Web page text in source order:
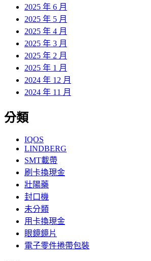
2025 年 6 月
2025 年 5 月
2025 年 4 月
2025 年 3 月
2025 年 2 月
2025 年 1 月
2024 年 12 月
2024 年 11 月
分類
IQOS
LINDBERG
SMT載帶
刷卡換現金
壯陽藥
封口機
未分類
用卡換現金
眼鏡鏡片
電子零件捲帶包裝